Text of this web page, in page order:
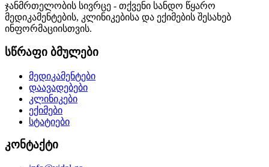
ჯანმრთელობის სივრცე - თქვენი სანდო წყარო
მედიკამენტების, კლინიკებისა და ექიმების შესახებ
ინფორმაციისთვის.
სწრაფი ბმულები
მედიკამენტები
დაავადებები
კლინიკები
ექიმები
სტატიები
კონტაქტი